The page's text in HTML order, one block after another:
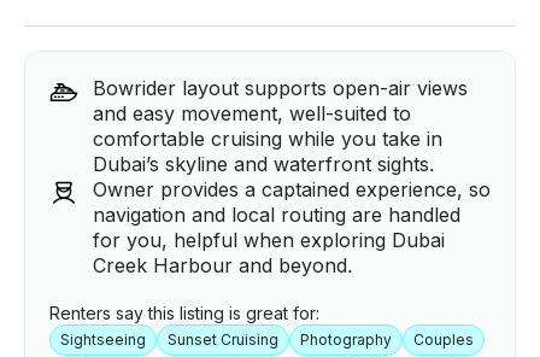
Bowrider layout supports open-air views
and easy movement, well-suited to
comfortable cruising while you take in
Dubai’s skyline and waterfront sights.
Owner provides a captained experience, so
navigation and local routing are handled
for you, helpful when exploring Dubai
Creek Harbour and beyond.
Renters say this listing is great for:
Sightseeing Sunset Cruising Photography Couples